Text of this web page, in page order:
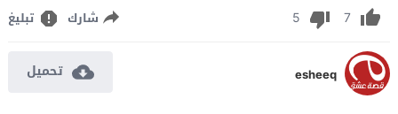
7
5 شارك تبليغ
esheeq تحميل